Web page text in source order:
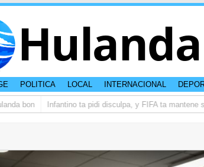
Hulanda
POLITICA LOCAL INTERNACIONAL
bon Infantino ta pidi disculpa, y FIFA ta mantene su